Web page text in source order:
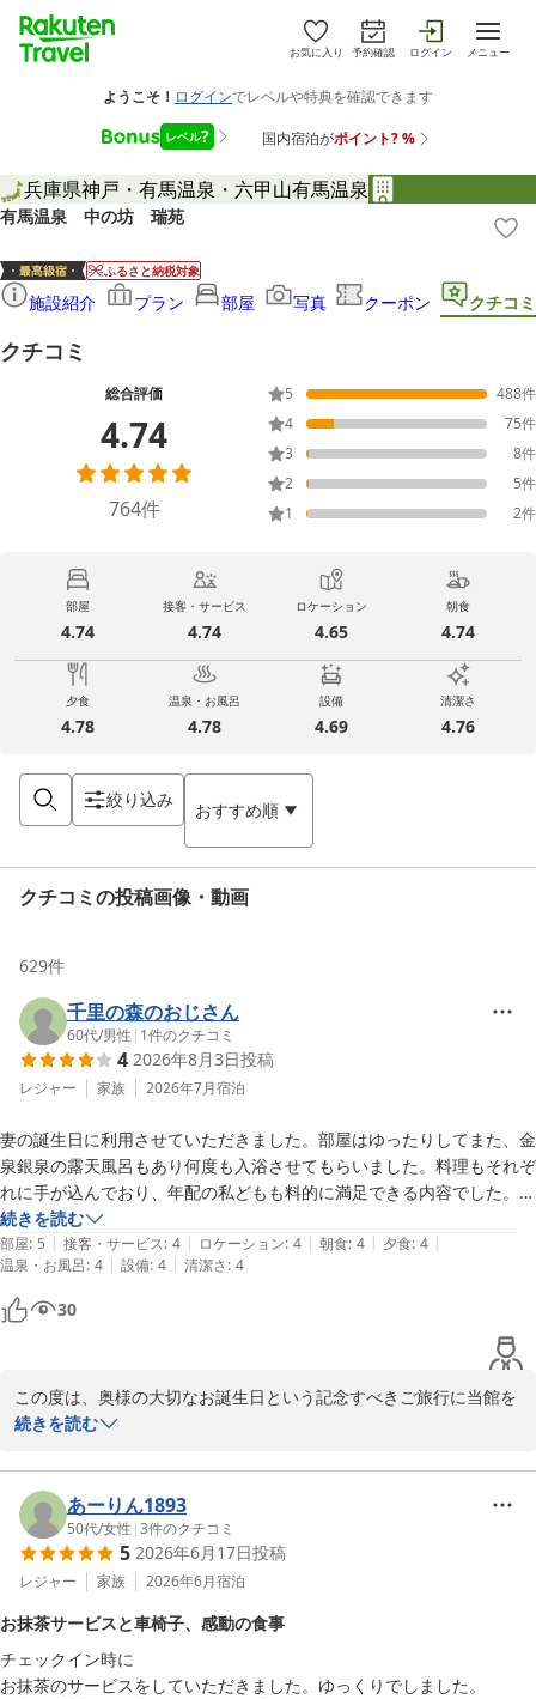
お気に入り 予約確認 ログイン メニュー
兵庫県神戸・有馬温泉・六甲山有馬温泉
有馬温泉 中の坊 瑞苑
ふるさと納税対象
施設紹介 プラン 部屋 写真 クーポン クチコミ
クチコミ
総合評価
4.74
764件
5 488件
4
75件
3
8件
2
5件
1
2件
部屋
4.74
接客・サービス
4.74
ロケーション
4.65
朝食
4.74
夕食
4.78
温泉・お風呂
4.78
設備
4.69
清潔さ
4.76
絞り込み おすすめ順
クチコミの投稿画像・動画
629件
千里の森のおじさん
60代/男性 | 1件のクチコミ
4 2026年8月3日投稿
レジャー 家族 2026年7月宿泊
妻の誕生日に利用させていただきました。部屋はゆったりしてまた、金
泉銀泉の露天風呂もあり何度も入浴させてもらいました。料理もそれぞ
れに手が込んでおり、年配の私どもも料的に満足できる内容でした。ま
た、リピートしたいですね。
続きを読む
部屋: 5 | 接客・サービス: 4 | ロケーション: 4 | 朝食: 4 | 夕食: 4 |
温泉・お風呂: 4 | 設備: 4 | 清潔さ: 4
30
この度は、奥様の大切なお誕生日という記念すべきご旅行に当館を
お選びいただき、誠にありがとうございます。
の露天風呂を何度もご満喫いただけたとのこと、大変嬉しく拝見い
たしました。また、個室ダイニングにてご用意いたしました料理長
おまかせ会席につきましても、お料理の細やかな工夫や量に至るま
でご満足いただけたご様子、何よりでございます。
接客や施設面も含め温かいご評価をいただき、重ねて御礼申し上げ
らも皆様に心からお寛ぎいただける宿づくりに努めてまいります。
またいつの日か、ご夫婦大切なひとときを過ごしに当館へお帰りい
ただけます日を、スタッフ一同心よりお待ち申し上げております。
続きを読む
あーりん1893
50代/女性 |3件のクチコミ
5 2026年6月17日投稿
レジャー 家族 2026年6月宿泊
お抹茶サービスと車椅子、感動の食事
チェックイン時に
お抹茶のサービスをしていただきました。ゆっくりでしました。